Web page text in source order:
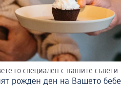
го специален с нашите съвети
рожден ден на Вашето бебе